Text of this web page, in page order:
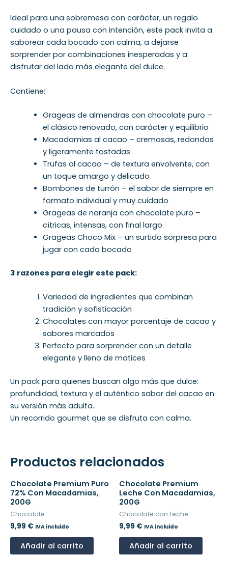
Ideal para una sobremesa con carácter, un regalo
cuidado o una pausa con intención, este pack invita a
saborear cada bocado con calma, a dejarse
sorprender por combinaciones inesperadas y a
disfrutar del lado más elegante del dulce.
Contiene:
Grageas de almendras con chocolate puro –
el clásico renovado, con carácter y equilibrio
Macadamias al cacao – cremosas, redondas
y ligeramente tostadas
Trufas al cacao – de textura envolvente, con
un toque amargo y delicado
Bombones de turrón – el sabor de siempre en
formato individual y muy cuidado
Grageas de naranja con chocolate puro –
cítricas, intensas, con final largo
Grageas Choco Mix – un surtido sorpresa para
jugar con cada bocado
3 razones para elegir este pack:
Variedad de ingredientes que combinan
tradición y sofisticación
Chocolates con mayor porcentaje de cacao y
sabores marcados
Perfecto para sorprender con un detalle
elegante y lleno de matices
Un pack para quienes buscan algo más que dulce:
profundidad, textura y el auténtico sabor del cacao en
su versión más adulta.
Un recorrido gourmet que se disfruta con calma.
Productos relacionados
Chocolate Premium Puro
72% Con Macadamias,
200G
Chocolate
9,99 € IVA incluido
Añadir al carrito
Chocolate Premium
Leche Con Macadamias,
200G
Chocolate con Leche
9,99 € IVA incluido
Añadir al carrito